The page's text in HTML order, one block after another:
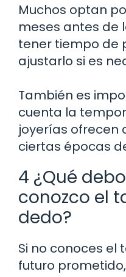
Muchos optan
meses antes de
tener tiempo de
ajustarlo si es
También es
cuenta la
joyerías ofrecen
ciertas épocas
4 ¿Qué
conozco el
dedo?
Si no conoces
futuro